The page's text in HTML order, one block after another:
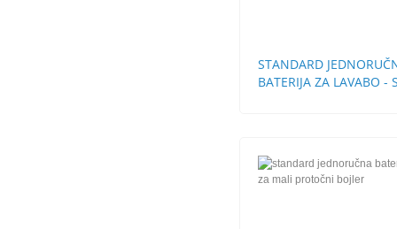
STANDARD
BATERIJA ZA LAVABO -